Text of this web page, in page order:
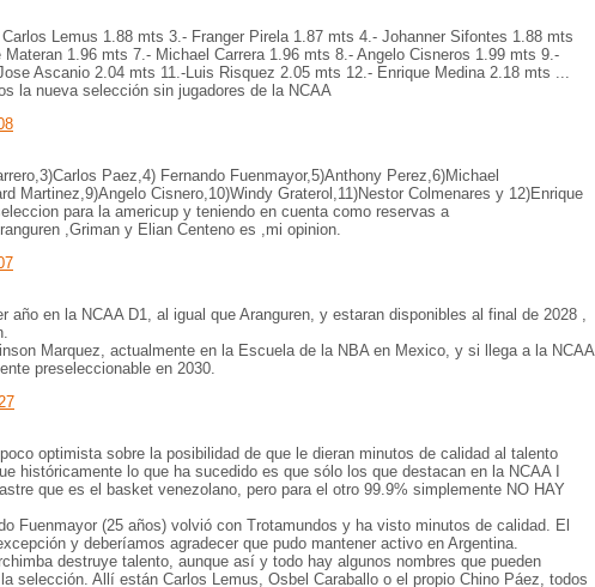
Lemus 1.88 mts 3.- Franger Pirela 1.87 mts 4.- Johanner Sifontes 1.88 mts
1.96 mts 7.- Michael Carrera 1.96 mts 8.- Angelo Cisneros 1.99 mts 9.-
Ascanio 2.04 mts 11.-Luis Risquez 2.05 mts 12.- Enrique Medina 2.18 mts ...
la nueva selección sin jugadores de la NCAA
Paez,4) Fernando Fuenmayor,5)Anthony Perez,6)Michael
Martinez,9)Angelo Cisnero,10)Windy Graterol,11)Nestor Colmenares y 12)Enrique
para la americup y teniendo en cuenta como reservas a
,Griman y Elian Centeno es ,mi opinion.
año en la NCAA D1, al igual que Aranguren, y estaran disponibles al final de 2028 ,
Marquez, actualmente en la Escuela de la NBA en Mexico, y si llega a la NCAA
preseleccionable en 2030.
optimista sobre la posibilidad de que le dieran minutos de calidad al talento
históricamente lo que ha sucedido es que sólo los que destacan en la NCAA I
que es el basket venezolano, pero para el otro 99.9% simplemente NO HAY
Fuenmayor (25 años) volvió con Trotamundos y ha visto minutos de calidad. El
y deberíamos agradecer que pudo mantener activo en Argentina.
destruye talento, aunque así y todo hay algunos nombres que pueden
selección. Allí están Carlos Lemus, Osbel Caraballo o el propio Chino Páez, todos